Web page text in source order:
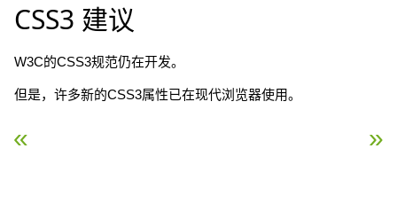
CSS3 建议
W3C的CSS3规范仍在开发。
但是，许多新的CSS3属性已在现代浏览器使用。
« CSS3 教程 CSS3 边框（Borders）